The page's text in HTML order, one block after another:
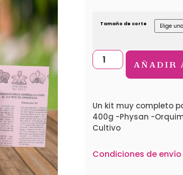
Tamaño de corte
AÑADIR
Un kit muy completo
400g -Physan -
Cultivo
Condiciones de envío